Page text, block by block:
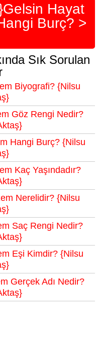
Hayat
Burç? >
Sık Sorulan
Biyografi? {Nilsu
Göz Rengi Nedir?
Hangi Burç? {Nilsu
Kaç Yaşındadır?
Nerelidir? {Nilsu
Saç Rengi Nedir?
Eşi Kimdir? {Nilsu
Gerçek Adı Nedir?